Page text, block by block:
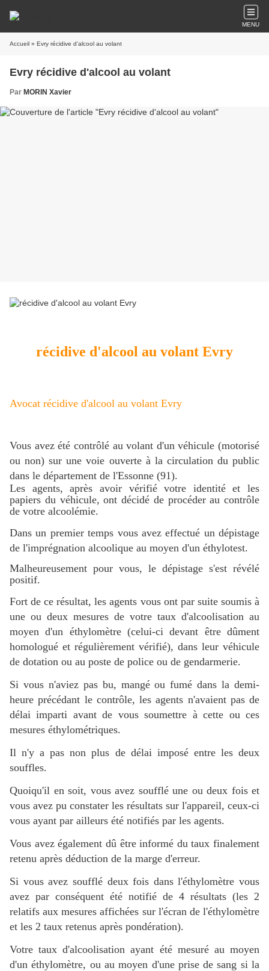
MENU
Accueil » Evry récidive d'alcool au volant
Evry récidive d'alcool au volant
Par MORIN Xavier
récidive d'alcool au volant Evry
Avocat récidive d'alcool au volant Evry
Vous avez été contrôlé au volant d'un véhicule (motorisé
ou non) sur une voie ouverte à la circulation du public
dans le département de l'Essonne (91).
Les agents, après avoir vérifié votre identité et les
papiers du véhicule, ont décidé de procéder au contrôle
de votre alcoolémie.
Dans un premier temps vous avez effectué un dépistage
de l'imprégnation alcoolique au moyen d'un éthylotest.
Malheureusement pour vous, le dépistage s'est révélé
positif.
Fort de ce résultat, les agents vous ont par suite soumis à
une ou deux mesures de votre taux d'alcoolisation au
moyen d'un éthylomètre (celui-ci devant être dûment
homologué et régulièrement vérifié), dans leur véhicule
de dotation ou au poste de police ou de gendarmerie.
Si vous n'aviez pas bu, mangé ou fumé dans la demi-
heure précédant le contrôle, les agents n'avaient pas de
délai imparti avant de vous soumettre à cette ou ces
mesures éthylométriques.
Il n'y a pas non plus de délai imposé entre les deux
souffles.
Quoiqu'il en soit, vous avez soufflé une ou deux fois et
vous avez pu constater les résultats sur l'appareil, ceux-ci
vous ayant par ailleurs été notifiés par les agents.
Vous avez également dû être informé du taux finalement
retenu après déduction de la marge d'erreur.
Si vous avez soufflé deux fois dans l'éthylomètre vous
avez par conséquent été notifié de 4 résultats (les 2
relatifs aux mesures affichées sur l'écran de l'éthylomètre
et les 2 taux retenus après pondération).
Votre taux d'alcoolisation ayant été mesuré au moyen
d'un éthylomètre, ou au moyen d'une prise de sang si la